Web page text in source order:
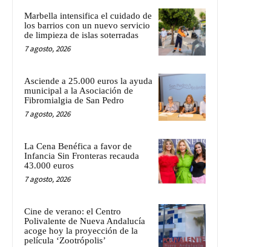
Marbella intensifica el cuidado de
los barrios con un nuevo servicio
de limpieza de islas soterradas
7 agosto, 2026
Asciende a 25.000 euros la ayuda
municipal a la Asociación de
Fibromialgia de San Pedro
7 agosto, 2026
La Cena Benéfica a favor de
Infancia Sin Fronteras recauda
43.000 euros
7 agosto, 2026
Cine de verano: el Centro
Polivalente de Nueva Andalucía
acoge hoy la proyección de la
película ‘Zootrópolis’